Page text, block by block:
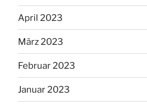
April 2023
März 2023
Februar 2023
Januar 2023